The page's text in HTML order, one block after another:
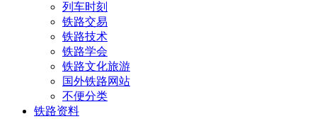
列车时刻
铁路交易
铁路技术
铁路学会
铁路文化旅游
国外铁路网站
不便分类
铁路资料